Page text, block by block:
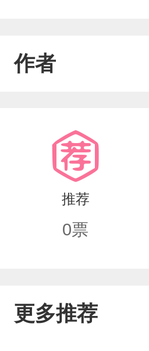
们的故事或许还没有
作者
推荐
0票
更多推荐